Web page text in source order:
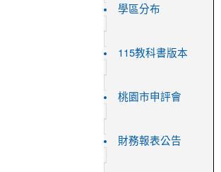
學區分布
115教科書版本
桃園市申評會
財務報表公告